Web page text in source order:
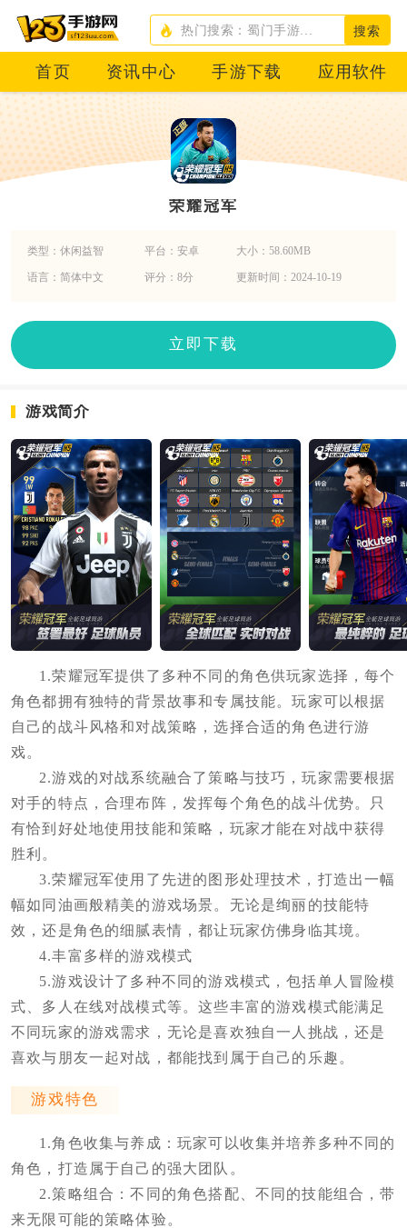
搜索
首页 资讯中心 手游下载 应用软件
荣耀冠军
类型：休闲益智 平台：安卓 大小：58.60MB
语言：简体中文 评分：8分 更新时间：2024-10-19
立即下载
游戏简介
1.荣耀冠军提供了多种不同的角色供玩家选择，每个
角色都拥有独特的背景故事和专属技能。玩家可以根据
自己的战斗风格和对战策略，选择合适的角色进行游
戏。
2.游戏的对战系统融合了策略与技巧，玩家需要根据
对手的特点，合理布阵，发挥每个角色的战斗优势。只
有恰到好处地使用技能和策略，玩家才能在对战中获得
胜利。
3.荣耀冠军使用了先进的图形处理技术，打造出一幅
幅如同油画般精美的游戏场景。无论是绚丽的技能特
效，还是角色的细腻表情，都让玩家仿佛身临其境。
4.丰富多样的游戏模式
5.游戏设计了多种不同的游戏模式，包括单人冒险模
式、多人在线对战模式等。这些丰富的游戏模式能满足
不同玩家的游戏需求，无论是喜欢独自一人挑战，还是
喜欢与朋友一起对战，都能找到属于自己的乐趣。
游戏特色
1.角色收集与养成：玩家可以收集并培养多种不同的
角色，打造属于自己的强大团队。
2.策略组合：不同的角色搭配、不同的技能组合，带
来无限可能的策略体验。